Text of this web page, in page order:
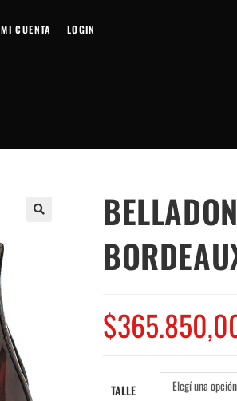
MI CUENTA LOGIN
$
TALLE Elegí una opción